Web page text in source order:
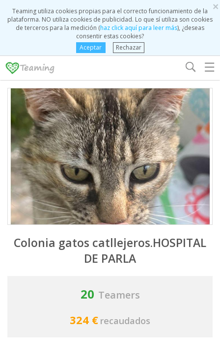
×
Teaming utiliza cookies propias para el correcto funcionamiento de la
plataforma. NO utiliza cookies de publicidad. Lo que sí utiliza son cookies
de terceros para la medición (haz click aquí para leer más), ¿deseas
consentir estas cookies?
Aceptar
Rechazar
☰
Colonia gatos catllejeros.HOSPITAL
DE PARLA
20 Teamers
324 € recaudados